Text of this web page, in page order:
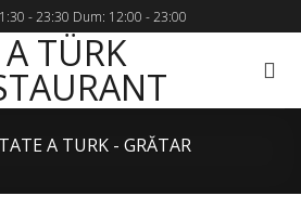
- 23:30 Dum: 12:00 - 23:00
A TURK - GRĂTAR